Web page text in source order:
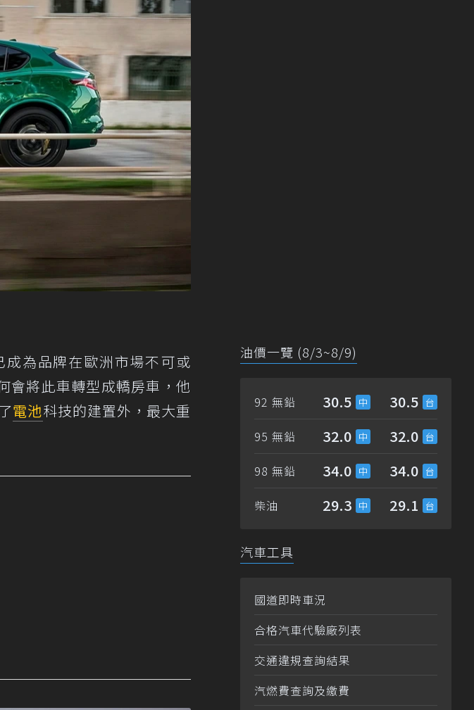
為品牌在歐洲市場不可或
會將此車轉型成轎房車，他
電池科技的建置外，最大重
油價一覽 (8/3~8/9)
92 無鉛 30.5 30.5
95 無鉛 32.0 32.0
98 無鉛 34.0 34.0
柴油 29.3 29.1
汽車工具
國道即時車況
合格汽車代驗廠列表
交通違規查詢結果
汽燃費查詢及繳費